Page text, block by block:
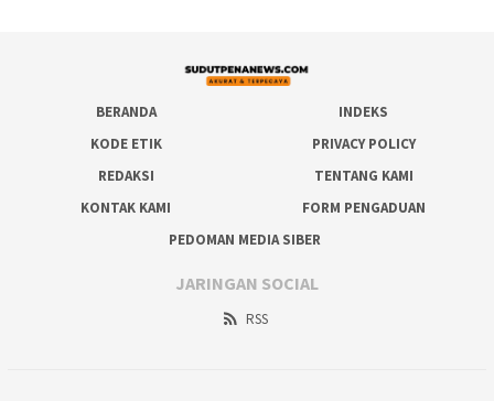
BERANDA
INDEKS
KODE ETIK
PRIVACY POLICY
REDAKSI
TENTANG KAMI
KONTAK KAMI
FORM PENGADUAN
PEDOMAN MEDIA SIBER
JARINGAN SOCIAL
RSS